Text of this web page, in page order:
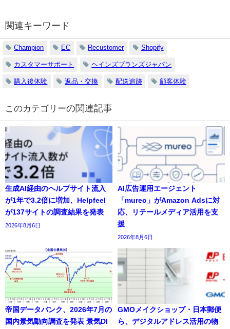
関連キーワード
Champion EC Recustomer Shopify
カスタマーサポート ヘインズブランズジャパン
購入後体験 返品・交換 配送追跡 顧客体験
の関連記事
生成AI経由のヘルプサイト流入
が1年で3.2倍に増加、Helpfeel
が137サイトの調査結果を発表
2026年8月6日
AI広告運用エージェント
「mureo」がAmazon Adsに対
応、リテールメディア活用を支
援
2026年8月6日
帝国データバンク、2026年7月の
国内景気動向調査を発表 景気DI
GMOメイクショップ・日本郵便
ら、デジタルアドレス活用の物